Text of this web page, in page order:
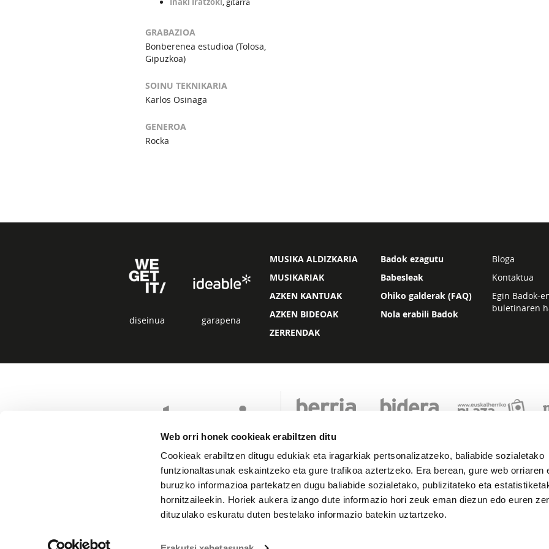
Web orri honek cookieak erabiltzen ditu
Cookieak erabiltzen ditugu edukiak eta iragarkiak pertsonalizatzeko, baliabide sozialetako
funtzionaltasunak eskaintzeko eta gure trafikoa aztertzeko. Era berean, gure web orriaren
buruzko informazioa partekatzen dugu baliabide sozialetako, publizitateko eta
hornitzaileekin. Horiek aukera izango dute informazio hori zeuk eman diezun edo euren
dituzulako eskuratu duten bestelako informazio batekin uztartzeko.
GRABAZIOA
Bonberenea estudioa (Tolosa,
Gipuzkoa)
SOINU TEKNIKARIA
Karlos Osinaga
GENEROA
Rocka
diseinua garapena
MUSIKA ALDIZKARIA
MUSIKARIAK
AZKEN KANTUAK
AZKEN BIDEOAK
ZERRENDAK
Badok ezagutu
Babesleak
Ohiko galderak (FAQ)
Nola erabili Badok
Bloga
Kontaktua
Egin Badok-
buletinaren
Lege oharra Pribatutasuna Cookie politika